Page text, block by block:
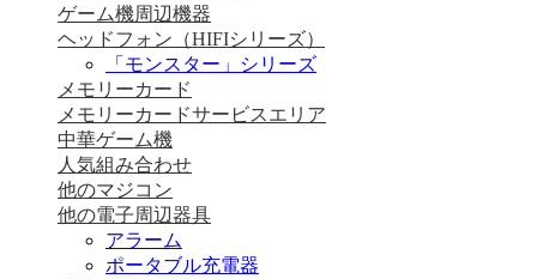
ゲーム機周辺機器
ヘッドフォン（HIFIシリーズ）
「モンスター」シリーズ
メモリーカード
メモリーカードサービスエリア
中華ゲーム機
人気組み合わせ
他のマジコン
他の電子周辺器具
アラーム
ポータブル充電器